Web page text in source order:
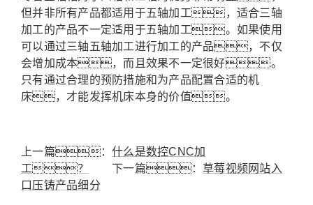
但并非所有产品都适用于五轴加工，适合三轴
加工的产品不一定适用于五轴加工。如果使用
可以通过三轴五轴加工进行加工的产品，不仅
会增加成本，而且效果不一定很好。
只有通过合理的预防措施和为产品配置合适的机
床，才能发挥机床本身的价值。
上一篇： 什么是数控CNC加
工？
下一篇： 草莓视频网站入
口压铸产品细分